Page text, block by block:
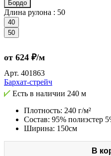
Бордо
Длина рулона : 50
40
50
от 624 ₽/м
Арт. 401863
Бархат-стрейч
Есть в наличии 240 м
Плотность: 240 г/м²
Состав: 95% полиэстер
Ширина: 150см
В